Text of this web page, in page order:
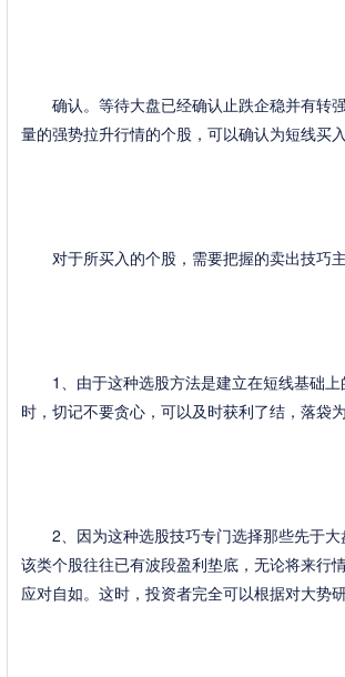
确认。等待大盘已经确认止跌企稳并有转
量的强势拉升行情的个股，可以确认为短线买
对于所买入的个股，需要把握的卖出技巧主
1、由于这种选股方法是建立在短线基础上
时，切记不要贪心，可以及时获利了结，落袋为
2、因为这种选股技巧专门选择那些先于大
该类个股往往已有波段盈利垫底，无论将来行
应对自如。这时，投资者完全可以根据对大势